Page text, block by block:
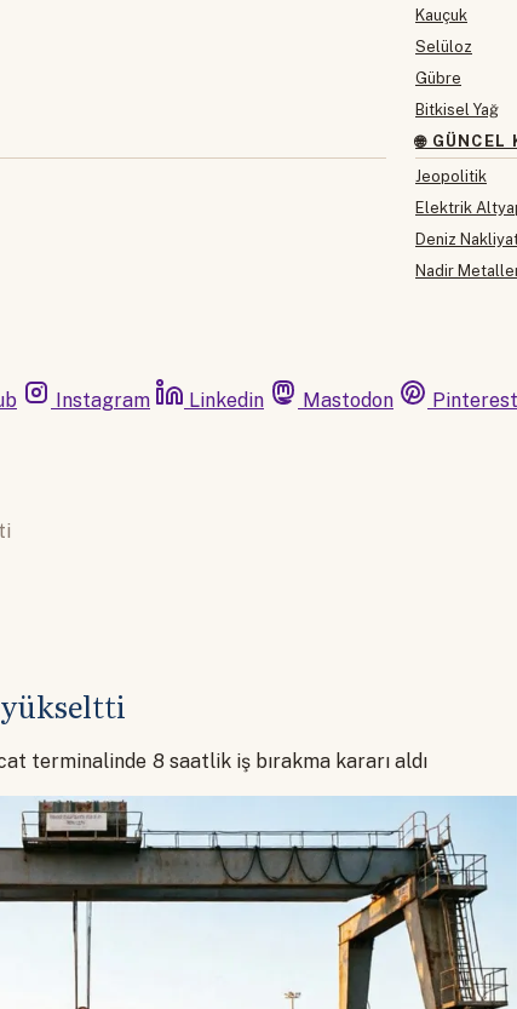
Kauçuk
Selüloz
Gübre
Bitkisel Yağ
🌐 GÜNCEL
Jeopolitik
Elektrik
Deniz
Nadir
Instagram Linkedin Mastodon Pinterest
terminalinde 8 saatlik iş bırakma kararı aldı